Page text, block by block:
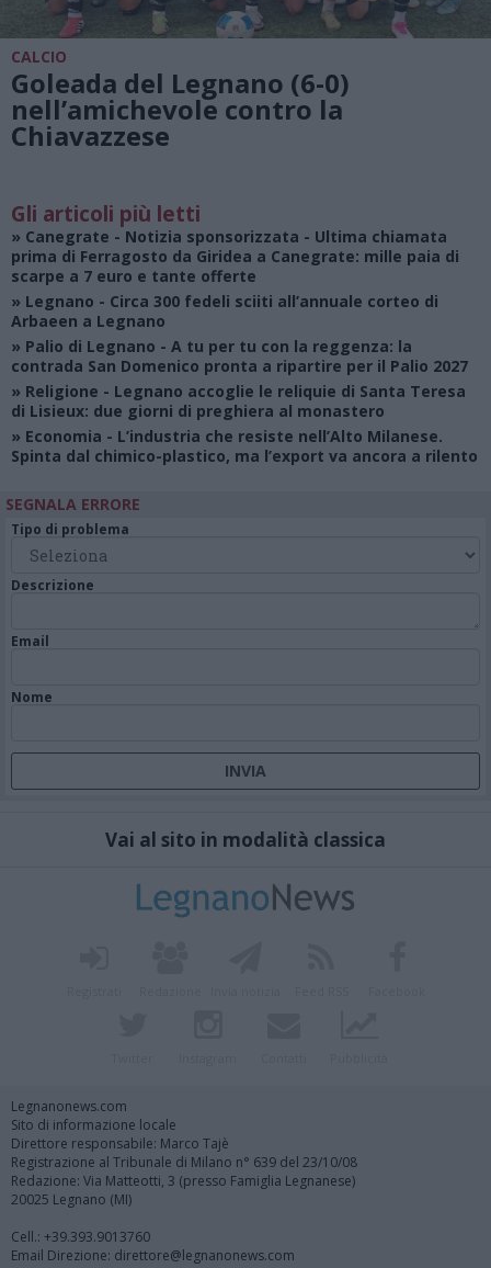
CALCIO
Goleada del Legnano (6-0)
nell’amichevole contro la
Chiavazzese
Gli articoli più letti
» Canegrate - Notizia sponsorizzata - Ultima chiamata
prima di Ferragosto da Giridea a Canegrate: mille paia di
scarpe a 7 euro e tante offerte
» Legnano - Circa 300 fedeli sciiti all’annuale corteo di
Arbaeen a Legnano
» Palio di Legnano - A tu per tu con la reggenza: la
contrada San Domenico pronta a ripartire per il Palio 2027
» Religione - Legnano accoglie le reliquie di Santa Teresa
di Lisieux: due giorni di preghiera al monastero
» Economia - L’industria che resiste nell’Alto Milanese.
Spinta dal chimico-plastico, ma l’export va ancora a rilento
SEGNALA ERRORE
Tipo di problema
Descrizione
Email
Nome
Vai al sito in modalità classica
Legnanonews.com
Sito di informazione locale
Direttore responsabile: Marco Tajè
Registrazione al Tribunale di Milano n° 639 del 23/10/08
Redazione: Via Matteotti, 3 (presso Famiglia Legnanese)
20025 Legnano (MI)
Cell.: +39.393.9013760
Email Direzione: direttore@legnanonews.com